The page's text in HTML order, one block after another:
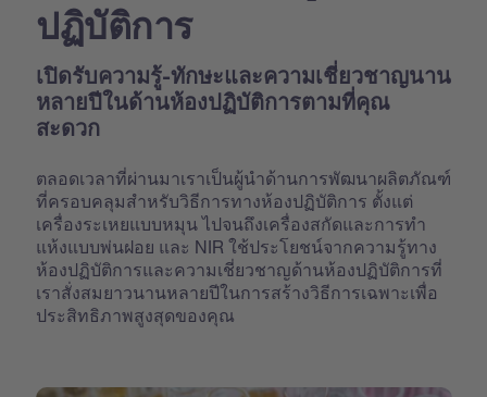
ปฏิบัติการ
เปิดรับความรู้-ทักษะและความเชี่ยวชาญนาน
หลายปีในด้านห้องปฏิบัติการตามที่คุณ
สะดวก
ตลอดเวลาที่ผ่านมาเราเป็นผู้นำด้านการพัฒนาผลิตภัณฑ์
ที่ครอบคลุมสำหรับวิธีการทางห้องปฏิบัติการ ตั้งแต่
เครื่องระเหยแบบหมุน ไปจนถึงเครื่องสกัดและการทำ
แห้งแบบพ่นฝอย และ NIR ใช้ประโยชน์จากความรู้ทาง
ห้องปฏิบัติการและความเชี่ยวชาญด้านห้องปฏิบัติการที่
เราสั่งสมยาวนานหลายปีในการสร้างวิธีการเฉพาะเพื่อ
ประสิทธิภาพสูงสุดของคุณ